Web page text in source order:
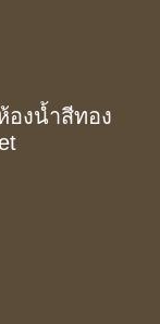
องน้ำสีทอง